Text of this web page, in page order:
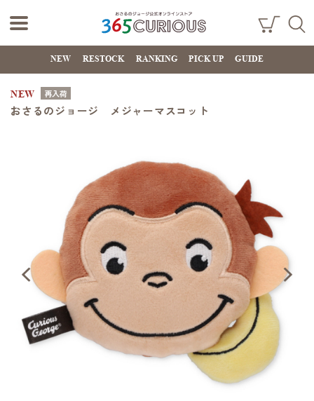
おさるのジョー
ジ公式オンライ
365CURIOUS
ング
カー
NEW RESTOCK RANKING PICK UP GUIDE
NEW 再入荷
おさるのジョージ メジャーマスコット